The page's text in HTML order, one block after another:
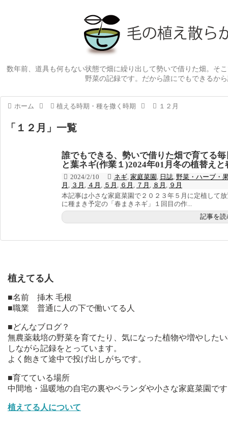
数年前、道具も何もない状態で畑に繰り出して勢いで借りた畑。そ
野菜の記録です。だから誰にでもできるか
ホーム 植える時期・種を撒く時期 １２月
「 １２月 」 一覧
誰でもできる、勢いで借りた畑で育てる
と葉ネギ(作業１)2024年01月冬の植替え
2024/2/10 ネギ, 家庭菜園 , 日誌, 野菜・ハーブ・
月 , ３月 , ４月 , ５月 , ６月 , ７月 , ８月 , ９月
本記事は小さな家庭菜園で２０２３年５月に定植して
に種まき予定の「春まきネギ」１回目の作...
記事を読
植えてる人
■名前 挿木 毛根
■職業 普通に人の下で働いてる人
■どんなブログ？
無農薬栽培の野菜を育てたり、気になった植物や増やした
しながら記録をとっています。
よく飽きて途中で投げ出しがちです。
■育てている場所
中間地・温暖地の自宅の裏やベランダや小さな家庭菜園で
植えてる人について